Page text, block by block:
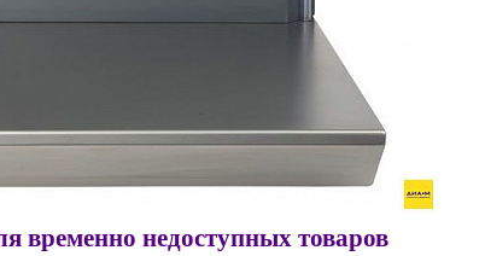
временно недоступных товаров